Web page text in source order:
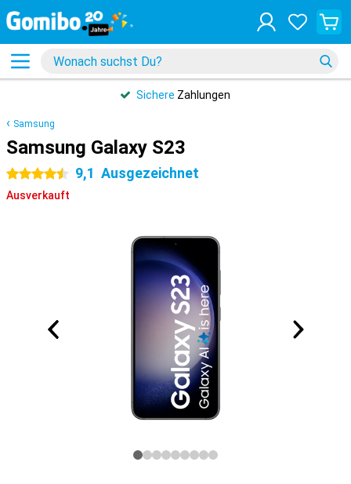
Sichere Zahlungen
Samsung
Samsung Galaxy S23
4.5 Sterne 9,1 Ausgezeichnet
Ausverkauft